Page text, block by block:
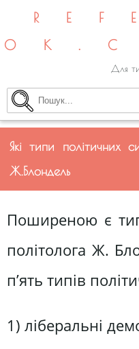
Для
Які типи політичних
Ж.Блондель
Поширеною є
політолога Ж.
п’ять типів
1) ліберальні